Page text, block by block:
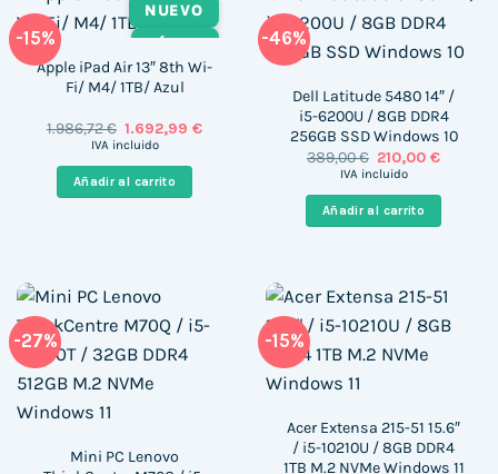
-15%
NUEVO
Apple iPad Air 13″ 8th Wi-
Fi/ M4/ 1TB/ Azul
1.986,72€ El
precio
era:
1.986,72 €.
1.692,99€El
IVA incluido
Añadir al carrito
-46%
Dell Latitude 5480 14″ /
i5-6200U / 8GB DDR4
256GB SSD Windows 10
389,00€ El
precio
era:
389,00 €.
210,00€El
es:
IVA incluido
Añadir al carrito
-27%
Mini PC Lenovo
-15%
Acer Extensa 215-51 15.6″
/ i5-10210U / 8GB DDR4
1TB M.2 NVMe Windows 11